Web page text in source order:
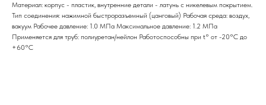
Материал: корпус - пластик, внутренние детали - латунь с никелевым покрытием.
Тип соединения: нажимной быстроразъемный (цанговый) Рабочая среда: воздух,
вакуум Рабочее давление: 1.0 МПа Максимальное давление: 1.2 МПа
Применяется для труб: полиуретан/нейлон Работоспособны при t° от -20°С до
+60°С